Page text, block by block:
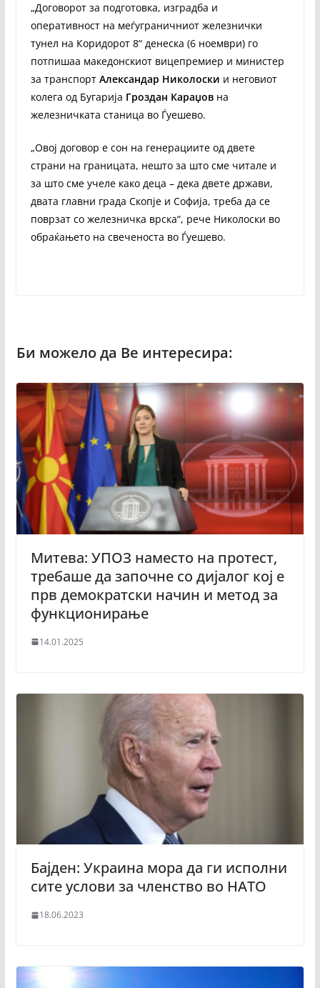
„Договорот за подготовка, изградба и
оперативност на меѓуграничниот железнички
тунел на Коридорот 8“ денеска (6 ноември) го
потпишаа македонскиот вицепремиер и министер
за транспорт Александар Николоски и неговиот
колега од Бугарија Гроздан Караџовна
железничката станица во Ѓуешево.
„Овој договор е сон на генерациите од двете
страни на границата, нешто за што сме читале и
за што сме учеле како деца – дека двете држави,
двата главни града Скопје и Софија, треба да се
поврзат со железничка врска“, рече Николоски во
обраќањето на свеченоста во Ѓуешево.
Митева: УПОЗ наместо на протест,
требаше да започне со дијалог кој е
прв демократски начин и метод за
функционирање
14.01.2025
Бајден: Украина мора да ги исполни
сите услови за членство во НАТО
18.06.2023